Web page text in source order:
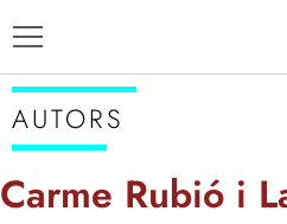
AUTORS
Carme Rubió i